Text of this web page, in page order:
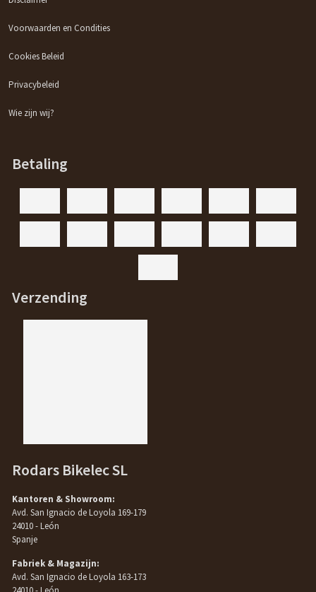
Voorwaarden en Condities
Cookies Beleid
Privacybeleid
Wie zijn wij?
Betaling
Verzending
Rodars Bikelec SL
Kantoren & Showroom:
Avd. San Ignacio de Loyola 169-179
24010 - León
Spanje
Fabriek & Magazijn:
Avd. San Ignacio de Loyola 163-173